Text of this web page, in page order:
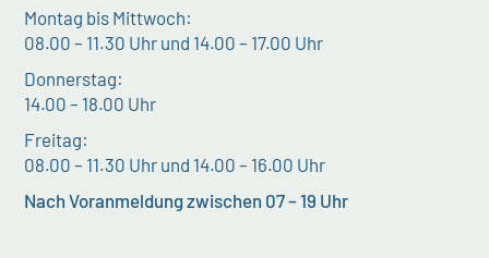
Montag bis Mittwoch:
08.00 – 11.30 Uhr und 14.00 – 17.00 Uhr
Donnerstag:
14.00 – 18.00 Uhr
Freitag:
08.00 – 11.30 Uhr und 14.00 – 16.00 Uhr
Nach Voranmeldung zwischen 07 – 19 Uhr